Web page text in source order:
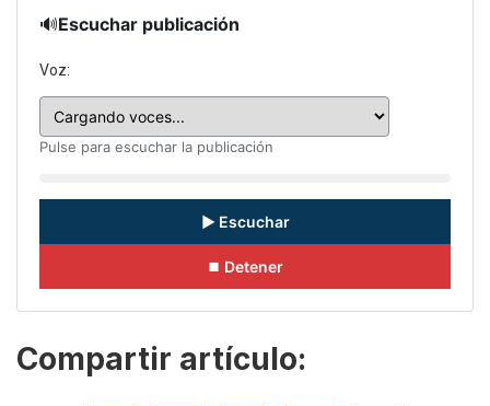
🔊Escuchar publicación
Voz:
Pulse para escuchar la publicación
▶ Escuchar
⏹ Detener
Compartir artículo: